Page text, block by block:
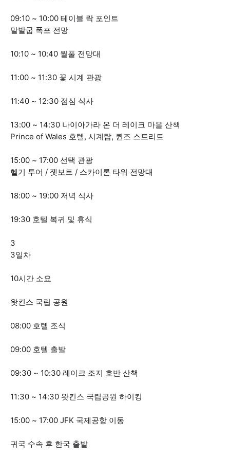
09:10 ~ 10:00 테이블 락 포인트
말발굽 폭포 전망
10:10 ~ 10:40 월풀 전망대
11:00 ~ 11:30 꽃 시계 관광
11:40 ~ 12:30 점심 식사
13:00 ~ 14:30 나이아가라 온 더 레이크 마을 산책
Prince of Wales 호텔, 시계탑, 퀸즈 스트리트
15:00 ~ 17:00 선택 관광
헬기 투어 / 젯보트 / 스카이론 타워 전망대
18:00 ~ 19:00 저녁 식사
19:30 호텔 복귀 및 휴식
3
3일차
10시간 소요
왓킨스 국립 공원
08:00 호텔 조식
09:00 호텔 출발
09:30 ~ 10:30 레이크 조지 호반 산책
11:30 ~ 14:30 왓킨스 국립공원 하이킹
15:00 ~ 17:00 JFK 국제공항 이동
귀국 수속 후 한국 출발